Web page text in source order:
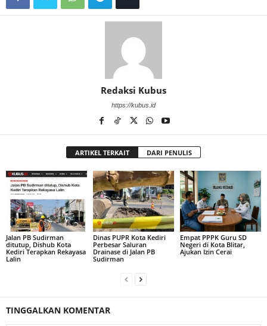
Redaksi Kubus
https://kubus.id
ARTIKEL TERKAIT DARI PENULIS
Jalan PB Sudirman
ditutup, Dishub Kota
Kediri Terapkan Rekayasa
Lalin
Dinas PUPR Kota Kediri
Perbesar Saluran
Drainase di Jalan PB
Sudirman
Empat PPPK Guru SD
Negeri di Kota Blitar,
Ajukan Izin Cerai
TINGGALKAN KOMENTAR